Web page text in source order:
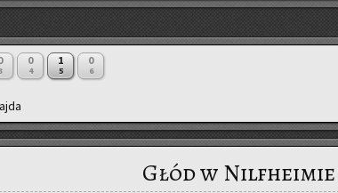
0
4
1
5
0
6
Głód w Nilfheimie